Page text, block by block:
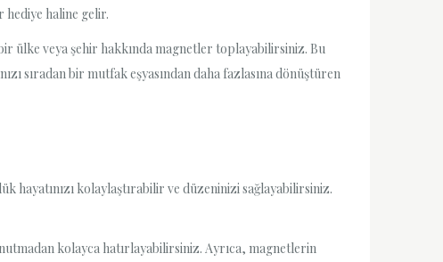
haline gelir.
ülke veya şehir hakkında magnetler toplayabilirsiniz. Bu
sıradan bir mutfak eşyasından daha fazlasına dönüştüren
hayatınızı kolaylaştırabilir ve düzeninizi sağlayabilirsiniz.
kolayca hatırlayabilirsiniz. Ayrıca, magnetlerin